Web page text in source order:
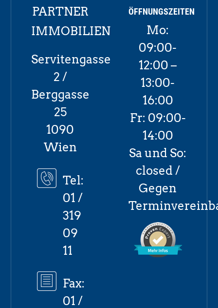
PARTNER
IMMOBILIEN
Servitengasse
2 /
Berggasse
25
1090
Wien
Tel:
01 /
319
09
11
Fax:
01 /
ÖFFNUNGSZEITEN
Mo:
09:00-
12:00 –
13:00-
16:00
Fr: 09:00-
14:00
Sa und So:
closed /
Gegen